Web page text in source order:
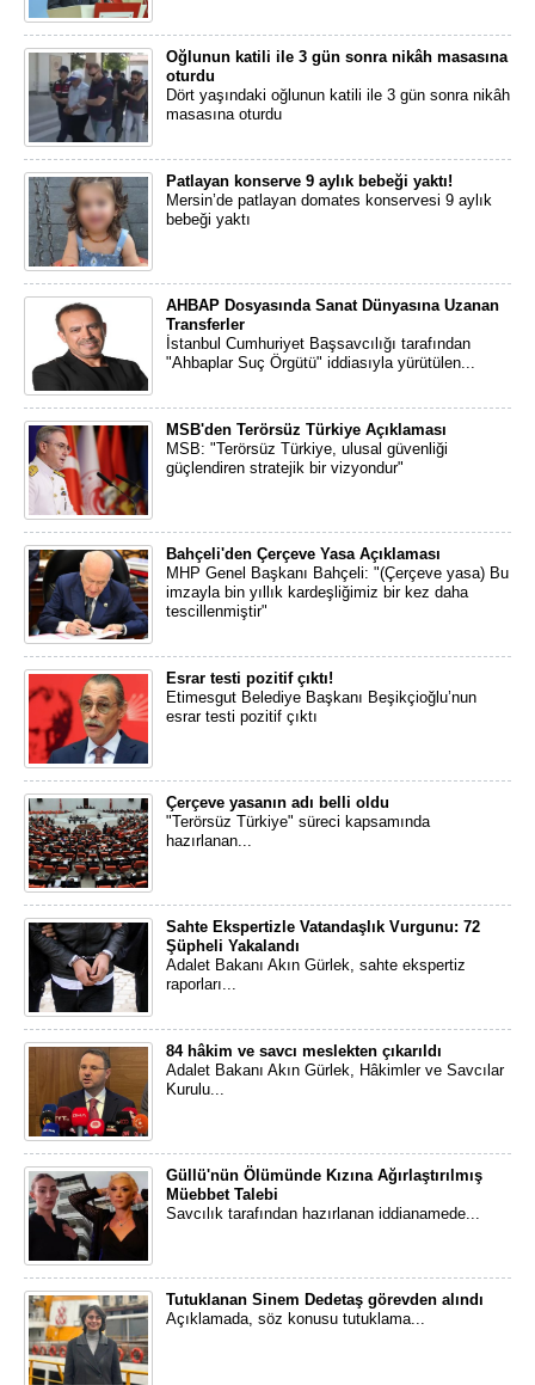
Oğlunun katili ile 3 gün sonra nikâh masasına
oturdu
Dört yaşındaki oğlunun katili ile 3 gün sonra nikâh
masasına oturdu
Patlayan konserve 9 aylık bebeği yaktı!
Mersin’de patlayan domates konservesi 9 aylık
bebeği yaktı
AHBAP Dosyasında Sanat Dünyasına Uzanan
Transferler
İstanbul Cumhuriyet Başsavcılığı tarafından
"Ahbaplar Suç Örgütü" iddiasıyla yürütülen...
MSB'den Terörsüz Türkiye Açıklaması
MSB: "Terörsüz Türkiye, ulusal güvenliği
güçlendiren stratejik bir vizyondur"
Bahçeli'den Çerçeve Yasa Açıklaması
MHP Genel Başkanı Bahçeli: "(Çerçeve yasa) Bu
imzayla bin yıllık kardeşliğimiz bir kez daha
tescillenmiştir"
Esrar testi pozitif çıktı!
Etimesgut Belediye Başkanı Beşikçioğlu’nun
esrar testi pozitif çıktı
Çerçeve yasanın adı belli oldu
"Terörsüz Türkiye" süreci kapsamında
hazırlanan...
Sahte Ekspertizle Vatandaşlık Vurgunu: 72
Şüpheli Yakalandı
Adalet Bakanı Akın Gürlek, sahte ekspertiz
raporları...
84 hâkim ve savcı meslekten çıkarıldı
Adalet Bakanı Akın Gürlek, Hâkimler ve Savcılar
Kurulu...
Güllü'nün Ölümünde Kızına Ağırlaştırılmış
Müebbet Talebi
Savcılık tarafından hazırlanan iddianamede...
Tutuklanan Sinem Dedetaş görevden alındı
Açıklamada, söz konusu tutuklama...